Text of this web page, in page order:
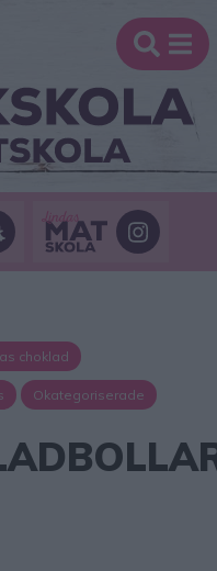
choklad
Okategoriserade